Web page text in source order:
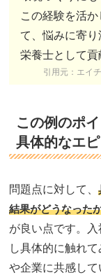
この経験を活
て、悩みに寄
栄養士として貢
引用元：エイ
この例のポイ
具体的なエ
問題点に対して、
結果がどうなった
が良い点です。
し具体的に触れ
や企業に共感し